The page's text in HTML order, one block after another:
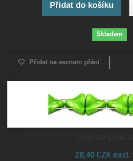
Přidat do košíku
Skladem
Přidat na seznam přání
28,40 CZK